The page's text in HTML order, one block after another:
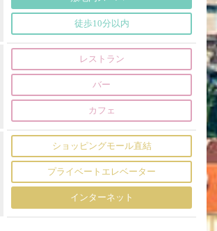
徒歩10分以内
レストラン
バー
カフェ
ショッピングモール直結
プライベートエレベーター
インターネット